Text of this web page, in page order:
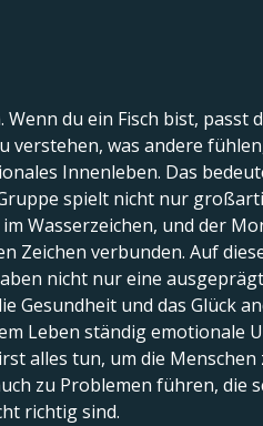
du ein Fisch bist, passt
verstehen, was andere
Innenleben. Das
spielt nicht nur
Wasserzeichen, und der
Zeichen verbunden. Auf
nicht nur eine
Gesundheit und das Glück
Leben ständig emotionale
alles tun, um die
zu Problemen führen, die
richtig sind.